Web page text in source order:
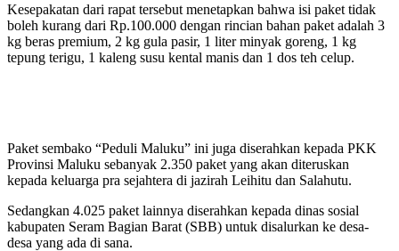
Kesepakatan dari rapat tersebut menetapkan bahwa isi paket tidak
boleh kurang dari Rp.100.000 dengan rincian bahan paket adalah 3
kg beras premium, 2 kg gula pasir, 1 liter minyak goreng, 1 kg
tepung terigu, 1 kaleng susu kental manis dan 1 dos teh celup.
Paket sembako “Peduli Maluku” ini juga diserahkan kepada PKK
Provinsi Maluku sebanyak 2.350 paket yang akan diteruskan
kepada keluarga pra sejahtera di jazirah Leihitu dan Salahutu.
Sedangkan 4.025 paket lainnya diserahkan kepada dinas sosial
kabupaten Seram Bagian Barat (SBB) untuk disalurkan ke desa-
desa yang ada di sana.